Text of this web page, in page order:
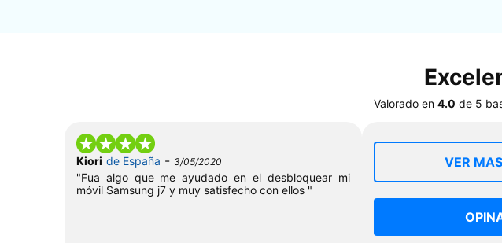
Valorado en 4.0 de 5
Kiori de España - 3/05/2020
"Fua algo que me ayudado en el desbloquear mi
móvil Samsung j7 y muy satisfecho con ellos "
VER